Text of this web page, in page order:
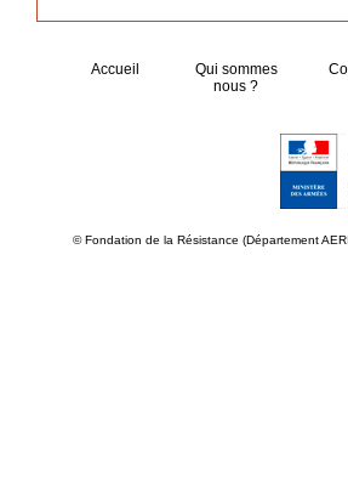
Accueil
Qui sommes
nous ?
© Fondation de la Résistance (Département